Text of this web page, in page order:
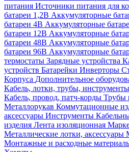
питания Источники питания для
батареи 1,2В Аккумуляторные
батареи 4В Аккумуляторные
батареи 12В Аккумуляторные
батареи 48В Аккумуляторные
батареи 96В Аккумуляторные
термостаты Зарядные устройства
устройств Батарейки Инверторы
Корпуса Дополнительное
Кабель, лотки, трубы,
Кабель, провод, патч-корды Трубы
Металлорукав Коммутационные
аксессуары Инструменты
изделия Лента изоляционная
Металлические лотки, аксессуары
Монтажные и расходные